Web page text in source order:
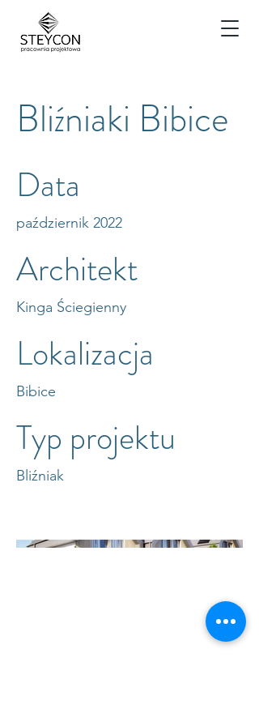
Bliźniaki Bibice
Data
październik 2022
Architekt
Kinga Ściegienny
Lokalizacja
Bibice
Typ projektu
Bliźniak